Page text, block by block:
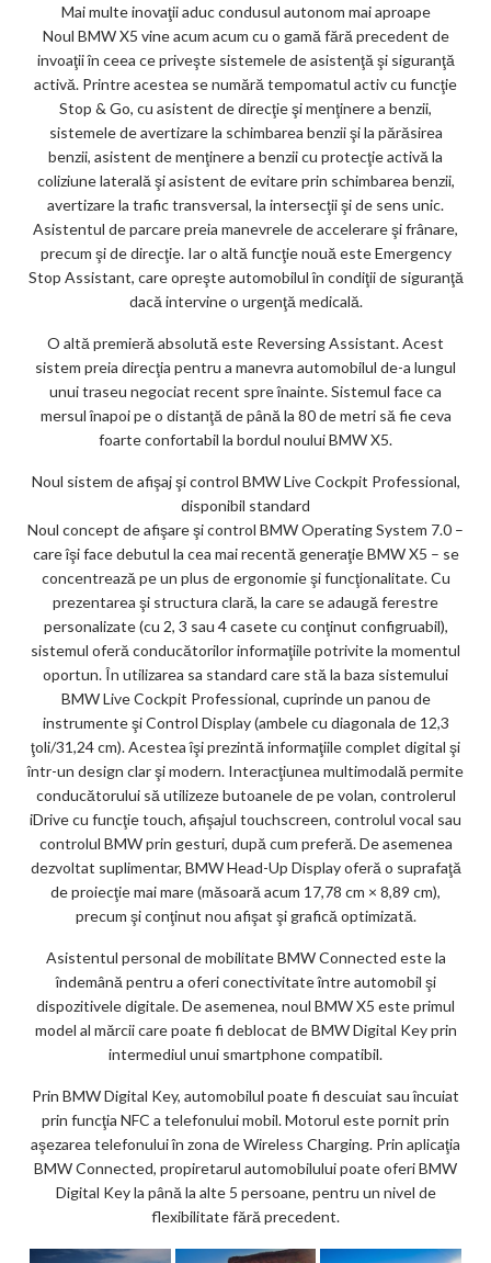
Mai multe inovaţii aduc condusul autonom mai aproape
Noul BMW X5 vine acum acum cu o gamă fără precedent de
invoaţii în ceea ce priveşte sistemele de asistenţă şi siguranţă
activă. Printre acestea se numără tempomatul activ cu funcţie
Stop & Go, cu asistent de direcţie şi menţinere a benzii,
sistemele de avertizare la schimbarea benzii şi la părăsirea
benzii, asistent de menţinere a benzii cu protecţie activă la
coliziune laterală şi asistent de evitare prin schimbarea benzii,
avertizare la trafic transversal, la intersecţii şi de sens unic.
Asistentul de parcare preia manevrele de accelerare şi frânare,
precum şi de direcţie. Iar o altă funcţie nouă este Emergency
Stop Assistant, care opreşte automobilul în condiţii de siguranţă
dacă intervine o urgenţă medicală.
O altă premieră absolută este Reversing Assistant. Acest
sistem preia direcţia pentru a manevra automobilul de-a lungul
unui traseu negociat recent spre înainte. Sistemul face ca
mersul înapoi pe o distanţă de până la 80 de metri să fie ceva
foarte confortabil la bordul noului BMW X5.
Noul sistem de afişaj şi control BMW Live Cockpit Professional,
disponibil standard
Noul concept de afişare şi control BMW Operating System 7.0 –
care îşi face debutul la cea mai recentă generaţie BMW X5 – se
concentrează pe un plus de ergonomie şi funcţionalitate. Cu
prezentarea şi structura clară, la care se adaugă ferestre
personalizate (cu 2, 3 sau 4 casete cu conţinut configruabil),
sistemul oferă conducătorilor informaţiile potrivite la momentul
oportun. În utilizarea sa standard care stă la baza sistemului
BMW Live Cockpit Professional, cuprinde un panou de
instrumente şi Control Display (ambele cu diagonala de 12,3
ţoli/31,24 cm). Acestea îşi prezintă informaţiile complet digital şi
într-un design clar şi modern. Interacţiunea multimodală permite
conducătorului să utilizeze butoanele de pe volan, controlerul
iDrive cu funcţie touch, afişajul touchscreen, controlul vocal sau
controlul BMW prin gesturi, după cum preferă. De asemenea
dezvoltat suplimentar, BMW Head-Up Display oferă o suprafaţă
de proiecţie mai mare (măsoară acum 17,78 cm × 8,89 cm),
precum şi conţinut nou afişat şi grafică optimizată.
Asistentul personal de mobilitate BMW Connected este la
îndemână pentru a oferi conectivitate între automobil şi
dispozitivele digitale. De asemenea, noul BMW X5 este primul
model al mărcii care poate fi deblocat de BMW Digital Key prin
intermediul unui smartphone compatibil.
Prin BMW Digital Key, automobilul poate fi descuiat sau încuiat
prin funcţia NFC a telefonului mobil. Motorul este pornit prin
aşezarea telefonului în zona de Wireless Charging. Prin aplicaţia
BMW Connected, propiretarul automobilului poate oferi BMW
Digital Key la până la alte 5 persoane, pentru un nivel de
flexibilitate fără precedent.